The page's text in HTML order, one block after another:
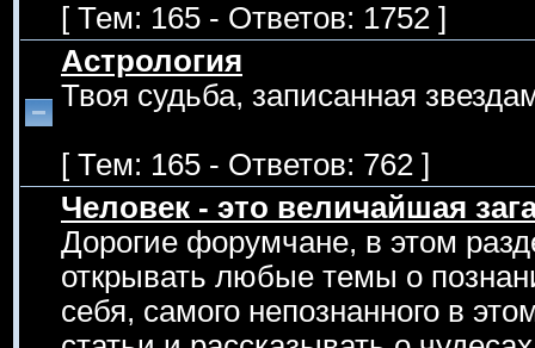
[ Тем: 165 - Ответов: 1752 ]
Астрология
Твоя судьба, записанная
[ Тем: 165 - Ответов: 762 ]
Человек - это величайшая
Дорогие форумчане, в этом
открывать любые темы о
себя, самого непознанного в